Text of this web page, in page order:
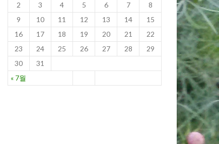
« 7월
2
3 4 5 6 7
8
9
10 11 12 13 14
15
16
17 18 19 20 21
22
23
24 25 26 27 28
29
30
31